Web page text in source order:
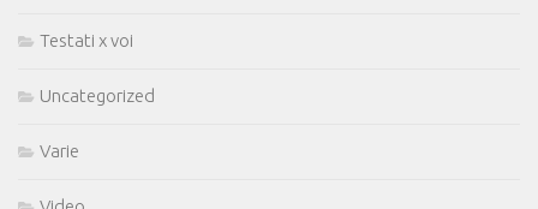
Testati x voi
Uncategorized
Varie